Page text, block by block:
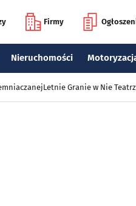
Firmy
Nieruchomości
Letnie Granie w Nie